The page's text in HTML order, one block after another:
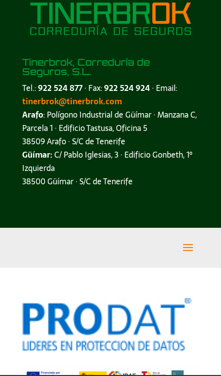
Tinerbrok, Correduría de
Seguros, S.L.
Tel.:922 524 877· Fax:922 524 924· Email:
tinerbrok@tinerbrok.com
Arafo: Polígono Industrial de Güímar · Manzana C,
Parcela 1 · Edificio Tastusa, Oficina 5
38509 Arafo · S/C de Tenerife
Güímar:C/ Pablo Iglesias, 3 · Edificio Gonbeth, 1º
Izquierda
38500 Güímar · S/C de Tenerife